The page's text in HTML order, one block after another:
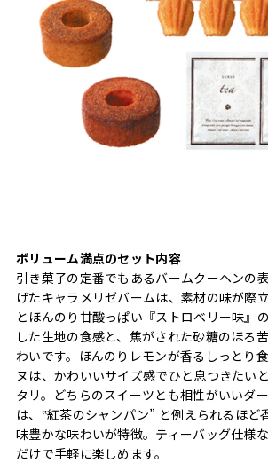
ボリューム満点のセット内容
引き菓子の定番でもあるバームクーヘンの
げたキャラメリゼバームは、素材の味が際
とほんのり甘酸っぱい『ストロベリー味』
した生地の食感と、焦がされた砂糖のほろ
わいです。ほんのりレモンが香るしっとり
ヌは、かわいいサイズ感でひと息つきたい
タリ。どちらのスイーツとも相性がいいダ
は、‟紅茶のシャンパン” と例えられるほど
味豊かな味わいが特徴。ティーバッグ仕様
だけで手軽に楽しめます。